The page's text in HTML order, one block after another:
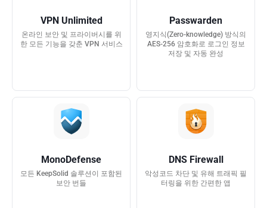
VPN Unlimited
온라인 보안 및 프라이버시를 위
한 모든 기능을 갖춘 VPN 서비스
Passwarden
영지식(Zero-knowledge) 방식의
AES-256 암호화로 로그인 정보
저장 및 자동 완성
MonoDefense
모든 KeepSolid 솔루션이 포함된
보안 번들
DNS Firewall
악성코드 차단 및 유해 트래픽 필
터링을 위한 간편한 앱